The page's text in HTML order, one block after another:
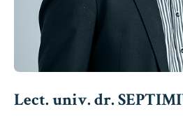
Lect. univ. dr.